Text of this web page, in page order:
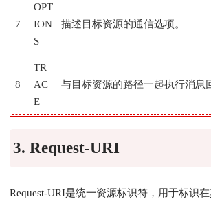
7
OPT
ION
S
描述目标资源的通信选项。
8
TR
AC
E
与目标资源的路径一起执行消息
3. Request-URI
Request-URI是统一资源标识符，用于标识